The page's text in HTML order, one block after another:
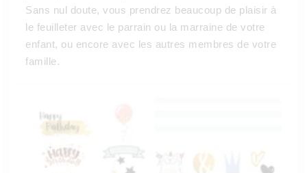
Sans nul doute, vous prendrez beaucoup de plaisir à
le feuilleter avec le parrain ou la marraine de votre
enfant, ou encore avec les autres membres de votre
famille.